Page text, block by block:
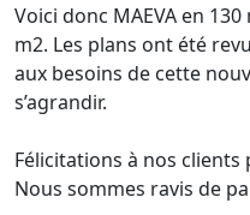
Voici donc MAEVA en
m2. Les plans ont été
aux besoins de cette
s’agrandir.
Félicitations à nos
Nous sommes ravis de